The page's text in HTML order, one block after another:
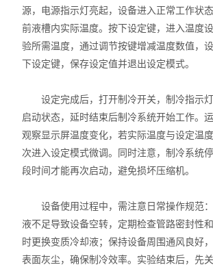
源，电源指示灯亮起，设备进入正常工作状
前液槽内实际温度。按下设定键，进入温度
验所需温度，通过调节按键增减温度数值，
下设定键，保存设定值并退出设定模式。
设定完成后，打开制冷开关，制冷指示
启动状态，延时结束后制冷系统开始工作。
观察显示屏温度变化，若实际温度与设定温
次进入设定模式微调。同时注意，制冷系统
段时间才能再次启动，避免损坏压缩机。
设备使用过程中，需注意日常操作规范：
液不足导致设备空转，定期检查管路密封性
时更换变质冷却液；保持设备周围通风良好
表面灰尘，确保制冷效率。实验结束后，先